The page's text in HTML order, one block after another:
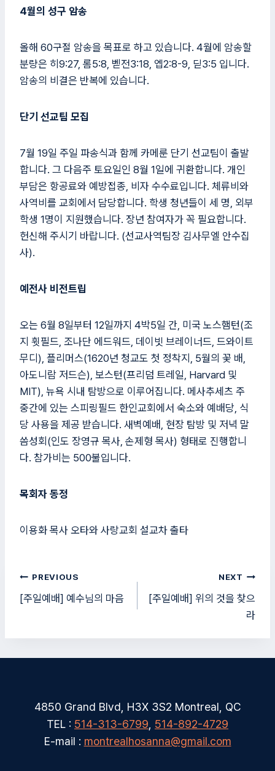
4월의 성구 암송
올해 60구절 암송을 목표로 하고 있습니다. 4월에 암송할
분량은 히9:27, 롬5:8, 벧전3:18, 엡2:8-9, 딛3:5 입니다.
암송의 비결은 반복에 있습니다.
단기 선교팀 모집
7월 19일 주일 파송식과 함께 카메룬 단기 선교팀이 출발
합니다. 그 다음주 토요일인 8월 1일에 귀환합니다. 개인
부담은 항공료와 예방접종, 비자 수수료입니다. 체류비와
사역비를 교회에서 담당합니다. 학생 청년들이 세 명, 외부
학생 1명이 지원했습니다. 장년 참여자가 꼭 필요합니다.
헌신해 주시기 바랍니다. (선교사역팀장 김사무엘 안수집
사).
예전사 비전트립
오는 6월 8일부터 12일까지 4박5일 간, 미국 노스햄턴(조
지 휫필드, 조나단 에드워드, 데이빗 브레이너드, 드와이트
무디), 플리머스(1620년 청교도 첫 정착지, 5월의 꽃 배,
아도니람 저드슨), 보스턴(프리덤 트레일, Harvard 및
MIT), 뉴욕 시내 탐방으로 이루어집니다. 메사추세츠 주
중간에 있는 스피링필드 한인교회에서 숙소와 예배당, 식
당 사용을 제공 받습니다. 새벽예배, 현장 탐방 및 저녁 말
씀성회(인도 장영규 목사, 손제형 목사) 형태로 진행합니
다. 참가비는 500불입니다.
목회자 동정
이용화 목사 오타와 사랑교회 설교차 출타
글
탐
PREVIOUS
[주일예배] 예수님의 마음
NEXT
[주일예배] 위의 것을 찾으
라
4850 Grand Blvd, H3X 3S2 Montreal, QC
TEL : 514-313-6799 514-892-4729
E-mail : montrealhosanna@gmail.com